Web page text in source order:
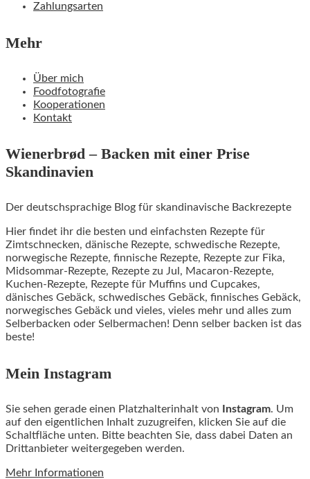
Zahlungsarten
Mehr
Über mich
Foodfotografie
Kooperationen
Kontakt
Wienerbrød – Backen mit einer Prise
Skandinavien
Der deutschsprachige Blog für skandinavische Backrezepte
Hier findet ihr die besten und einfachsten Rezepte für
Zimtschnecken, dänische Rezepte, schwedische Rezepte,
norwegische Rezepte, finnische Rezepte, Rezepte zur Fika,
Midsommar-Rezepte, Rezepte zu Jul, Macaron-Rezepte,
Kuchen-Rezepte, Rezepte für Muffins und Cupcakes,
dänisches Gebäck, schwedisches Gebäck, finnisches Gebäck,
norwegisches Gebäck und vieles, vieles mehr und alles zum
Selberbacken oder Selbermachen! Denn selber backen ist das
beste!
Mein Instagram
Sie sehen gerade einen Platzhalterinhalt von Instagram. Um
auf den eigentlichen Inhalt zuzugreifen, klicken Sie auf die
Schaltfläche unten. Bitte beachten Sie, dass dabei Daten an
Drittanbieter weitergegeben werden.
Mehr Informationen